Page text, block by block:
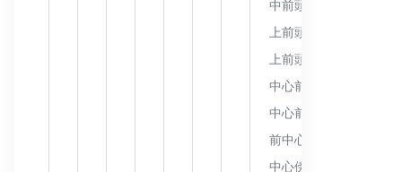
中前頭回
上前頭溝
上前頭回
中心前溝
中心前回
前中心傍回
中心傍溝